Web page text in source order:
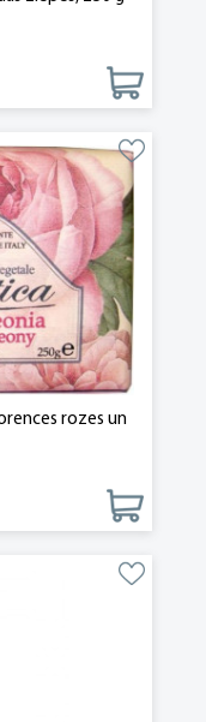
rozes un